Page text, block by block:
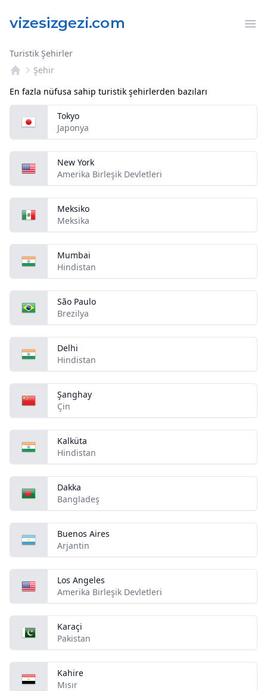
Turistik Şehirler
Şehir
En fazla nüfusa sahip turistik şehirlerden bazıları
Tokyo
Japonya
New York
Amerika Birleşik Devletleri
Meksiko
Meksika
Mumbai
Hindistan
São Paulo
Brezilya
Delhi
Hindistan
Şanghay
Çin
Kalküta
Hindistan
Dakka
Bangladeş
Buenos Aires
Arjantin
Los Angeles
Amerika Birleşik Devletleri
Karaçi
Pakistan
Kahire
Mısır